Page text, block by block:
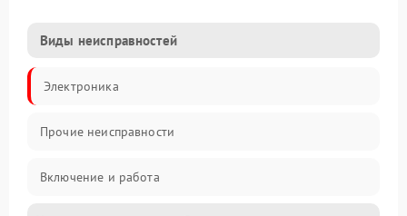
Виды неисправностей
Электроника
Прочие неисправности
Включение и работа